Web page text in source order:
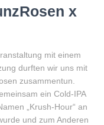
x
mit einem
durften wir uns mit
zusammentun.
ein Cold-IPA
„Krush-Hour“ an
und zum Anderen